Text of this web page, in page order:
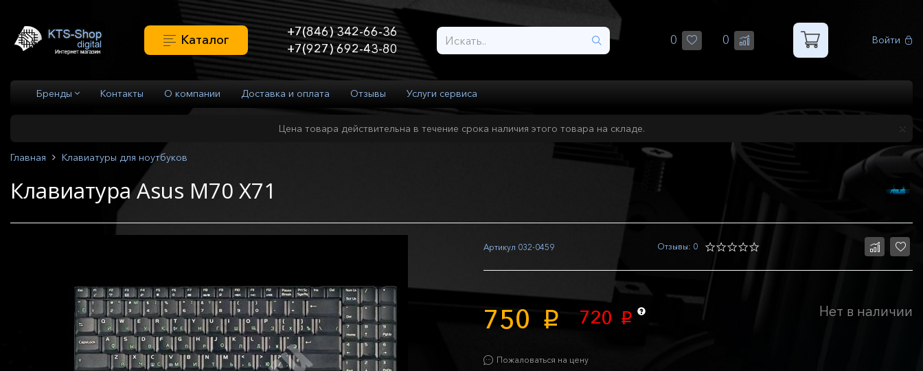
Каталог
+7(846) 342-66-36
+7(927) 692-43-80
0 0 Войти
Бренды Контакты О компании Доставка и оплата Отзывы Услуги сервиса
Цена товара действительна в течение срока наличия этого товара на складе.
Главная Клавиатуры для ноутбуков
Клавиатура Asus M70 X71
Артикул 032-0459 Отзывы: 0
750 p 720 p
Пожаловаться на цену
Нет в наличии